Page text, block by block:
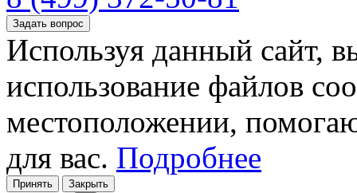
Задать вопрос
Используя данный сайт,
использование файлов
местоположении,
для вас. Подробнее
Принять Закрыть